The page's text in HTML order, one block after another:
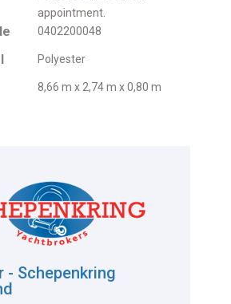
appointment.
0402200048
Polyester
8,66 m x 2,74 m x 0,80 m
- Schepenkring